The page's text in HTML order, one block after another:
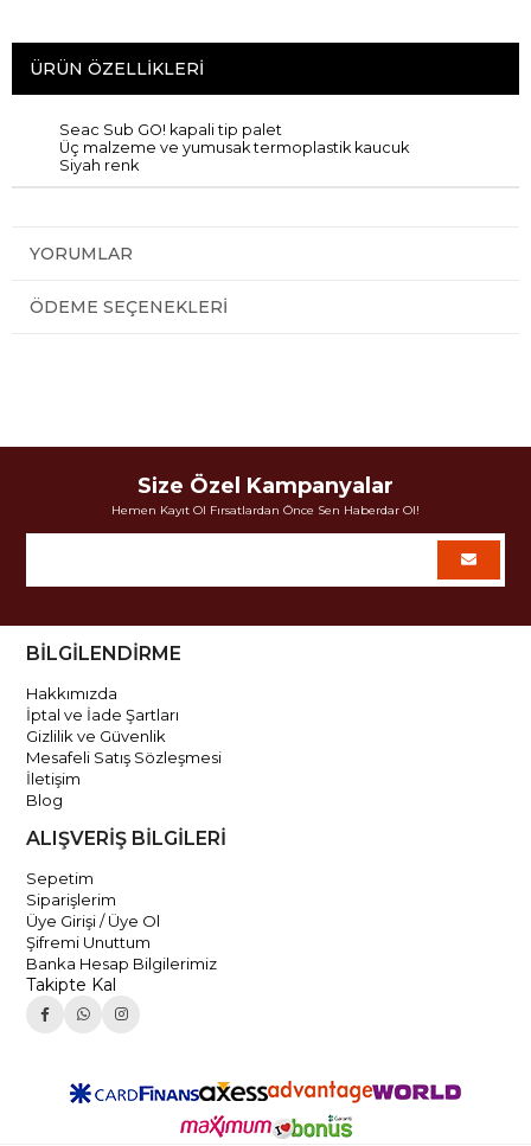
ÜRÜN ÖZELLIKLERI
Seac Sub GO! kapali tip palet
Üç malzeme ve yumusak termoplastik kaucuk
Siyah renk
YORUMLAR
ÖDEME SEÇENEKLERI
Size Özel Kampanyalar
Hemen Kayıt Ol Fırsatlardan Önce Sen Haberdar Ol!
BİLGİLENDİRME
Hakkımızda
İptal ve İade Şartları
Gizlilik ve Güvenlik
Mesafeli Satış Sözleşmesi
İletişim
Blog
ALIŞVERİŞ BİLGİLERİ
Sepetim
Siparişlerim
Üye Girişi / Üye Ol
Şifremi Unuttum
Banka Hesap Bilgilerimiz
Takipte Kal